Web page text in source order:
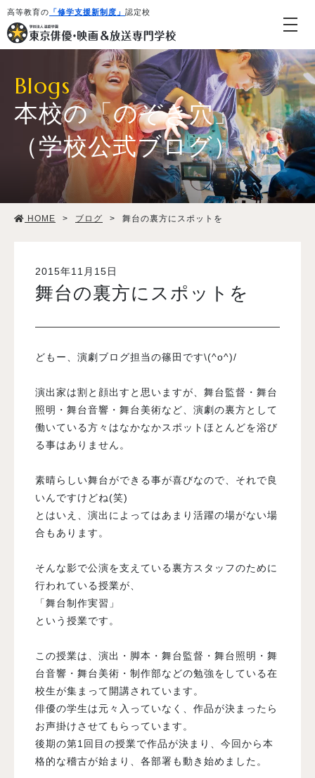
高等教育の 「修学支援新制度」 認定校
学校紹介・教育システム
学生生活
入試案内
学校情報
オープンキャンパス
訪問者別メニュー
Blogs
本校の「のぞき穴」
（学校公式ブログ）
HOME > ブログ > 舞台の裏方にスポットを
2015年11月15日
舞台の裏方にスポットを
どもー、演劇ブログ担当の篠田です\(^o^)/
演出家は割と顔出すと思いますが、舞台監督・舞台
照明・舞台音響・舞台美術など、演劇の裏方として
働いている方々はなかなかスポットほとんどを浴び
る事はありません。
素晴らしい舞台ができる事が喜びなので、それで良
いんですけどね(笑)
とはいえ、演出によってはあまり活躍の場がない場
合もあります。
そんな影で公演を支えている裏方スタッフのために
行われている授業が、
「舞台制作実習」
という授業です。
この授業は、演出・脚本・舞台監督・舞台照明・舞
台音響・舞台美術・制作部などの勉強をしている在
校生が集まって開講されています。
俳優の学生は元々入っていなく、作品が決まったら
お声掛けさせてもらっています。
後期の第1回目の授業で作品が決まり、今回から本
格的な稽古が始まり、各部署も動き始めました。